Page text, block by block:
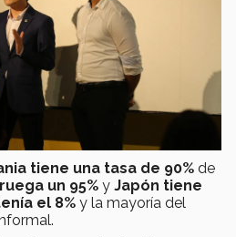
tiene una tasa de 90% de
un 95% y Japón tiene
el 8% y la mayoría del